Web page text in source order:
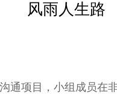
风雨人生路
通项目，小组成员在